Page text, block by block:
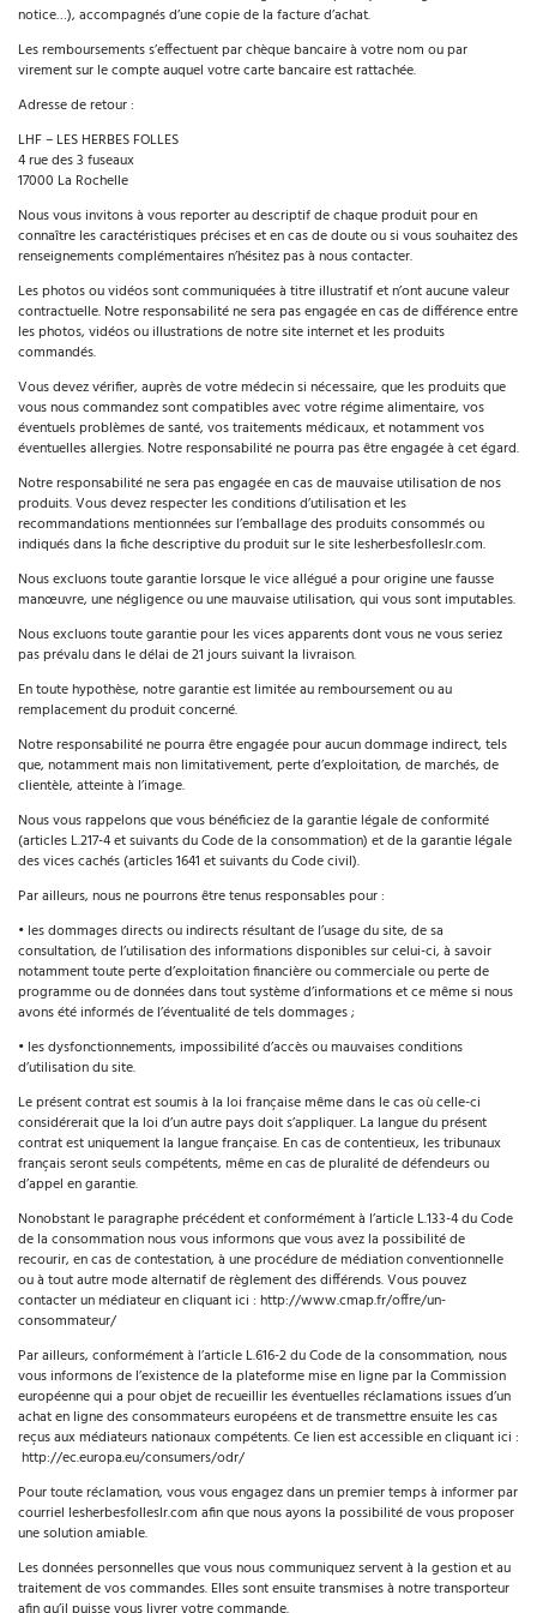
notice…), accompagnés d’une copie de la facture d’achat.
Les remboursements s’effectuent par chèque bancaire à votre nom ou par
virement sur le compte auquel votre carte bancaire est rattachée.
Adresse de retour :
LHF – LES HERBES FOLLES
4 rue des 3 fuseaux
17000 La Rochelle
Nous vous invitons à vous reporter au descriptif de chaque produit pour en
connaître les caractéristiques précises et en cas de doute ou si vous souhaitez des
renseignements complémentaires n’hésitez pas à nous contacter.
Les photos ou vidéos sont communiquées à titre illustratif et n’ont aucune valeur
contractuelle. Notre responsabilité ne sera pas engagée en cas de différence entre
les photos, vidéos ou illustrations de notre site internet et les produits
commandés.
Vous devez vérifier, auprès de votre médecin si nécessaire, que les produits que
vous nous commandez sont compatibles avec votre régime alimentaire, vos
éventuels problèmes de santé, vos traitements médicaux, et notamment vos
éventuelles allergies. Notre responsabilité ne pourra pas être engagée à cet égard.
Notre responsabilité ne sera pas engagée en cas de mauvaise utilisation de nos
produits. Vous devez respecter les conditions d’utilisation et les
recommandations mentionnées sur l’emballage des produits consommés ou
indiqués dans la fiche descriptive du produit sur le site lesherbesfolleslr.com.
Nous excluons toute garantie lorsque le vice allégué a pour origine une fausse
manœuvre, une négligence ou une mauvaise utilisation, qui vous sont imputables.
Nous excluons toute garantie pour les vices apparents dont vous ne vous seriez
pas prévalu dans le délai de 21 jours suivant la livraison.
En toute hypothèse, notre garantie est limitée au remboursement ou au
remplacement du produit concerné.
Notre responsabilité ne pourra être engagée pour aucun dommage indirect, tels
que, notamment mais non limitativement, perte d’exploitation, de marchés, de
clientèle, atteinte à l’image.
Nous vous rappelons que vous bénéficiez de la garantie légale de conformité
(articles L.217-4 et suivants du Code de la consommation) et de la garantie légale
des vices cachés (articles 1641 et suivants du Code civil).
Par ailleurs, nous ne pourrons être tenus responsables pour :
• les dommages directs ou indirects résultant de l’usage du site, de sa
consultation, de l’utilisation des informations disponibles sur celui-ci, à savoir
notamment toute perte d’exploitation financière ou commerciale ou perte de
programme ou de données dans tout système d’informations et ce même si nous
avons été informés de l’éventualité de tels dommages ;
• les dysfonctionnements, impossibilité d’accès ou mauvaises conditions
d’utilisation du site.
Le présent contrat est soumis à la loi française même dans le cas où celle-ci
considérerait que la loi d’un autre pays doit s’appliquer. La langue du présent
contrat est uniquement la langue française. En cas de contentieux, les tribunaux
français seront seuls compétents, même en cas de pluralité de défendeurs ou
d’appel en garantie.
Nonobstant le paragraphe précédent et conformément à l’article L.133-4 du Code
de la consommation nous vous informons que vous avez la possibilité de
recourir, en cas de contestation, à une procédure de médiation conventionnelle
ou à tout autre mode alternatif de règlement des différends. Vous pouvez
contacter un médiateur en cliquant ici : http://www.cmap.fr/offre/un-
consommateur/
Par ailleurs, conformément à l’article L.616-2 du Code de la consommation, nous
vous informons de l’existence de la plateforme mise en ligne par la Commission
européenne qui a pour objet de recueillir les éventuelles réclamations issues d’un
achat en ligne des consommateurs européens et de transmettre ensuite les cas
reçus aux médiateurs nationaux compétents. Ce lien est accessible en cliquant ici :
http://ec.europa.eu/consumers/odr/
Pour toute réclamation, vous vous engagez dans un premier temps à informer par
courriel lesherbesfolleslr.com afin que nous ayons la possibilité de vous proposer
une solution amiable.
Les données personnelles que vous nous communiquez servent à la gestion et au
traitement de vos commandes. Elles sont ensuite transmises à notre transporteur